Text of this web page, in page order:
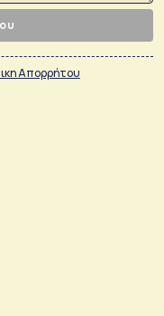
Απορρήτου